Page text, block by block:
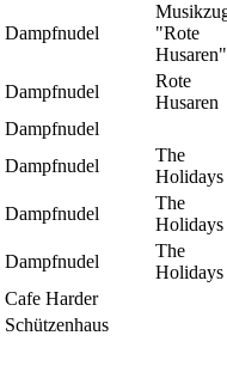
Dampfnudel
"Rote
Husaren"
Dampfnudel
Rote
Husaren
Dampfnudel
Dampfnudel
The
Holidays
Dampfnudel
The
Holidays
Dampfnudel
The
Holidays
Cafe Harder
Schützenhaus